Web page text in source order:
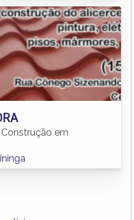
em